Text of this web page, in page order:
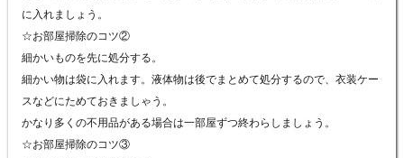
に入れましょう。
☆お部屋掃除のコツ②
細かいものを先に処分する。
細かい物は袋に入れます。液体物は後でまとめて処分するので、衣装ケー
スなどにためておきましゃう。
かなり多くの不用品がある場合は一部屋ずつ終わらしましょう。
☆お部屋掃除のコツ③